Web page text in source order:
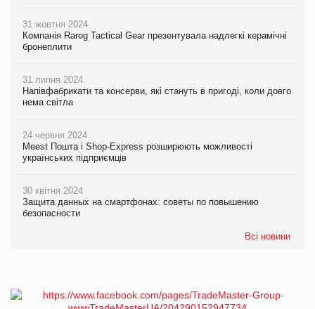
31 жовтня 2024
Компанія Rarog Tactical Gear презентувала надлегкі керамічні
бронеплити
31 липня 2024
Напівфабрикати та консерви, які стануть в пригоді, коли довго
нема світла
24 червня 2024
Meest Пошта і Shop-Express розширюють можливості
українських підприємців
30 квітня 2024
Защита данных на смартфонах: советы по повышению
безопасности
Всі новини